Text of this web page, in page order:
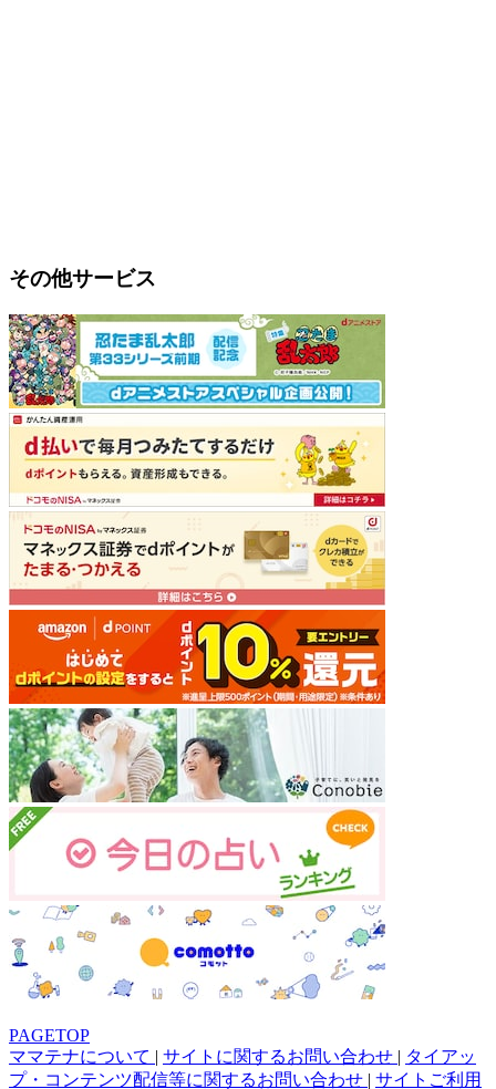
その他サービス
PAGETOP
ママテナについて | サイトに関するお問い合わせ | タイアッ
プ・コンテンツ配信等に関するお問い合わせ | サイトご利用